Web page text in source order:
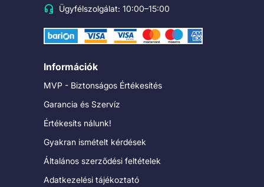
Ügyfélszolgálat: 10:00–15:00
Információk
MVP - Biztonságos Értékesítés
Garancia és Szervíz
Értékesíts nálunk!
Gyakran ismételt kérdések
Általános szerződési feltételek
Adatkezelési tájékoztató